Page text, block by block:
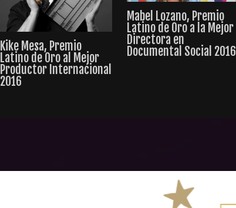
Kike Mesa, Premio
Latino de Oro al Mejor
Productor Internacional
2016
Mabel Lozano, Premio
Latino de Oro a la Mejor
Directora en
Documental Social 2016